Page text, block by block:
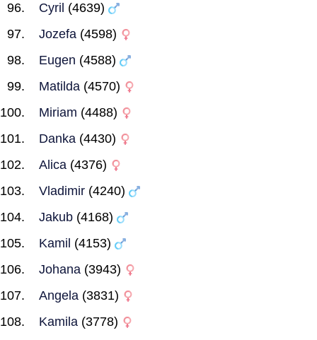
Cyril (4639)
Jozefa (4598)
Eugen (4588)
Matilda (4570)
Miriam (4488)
Danka (4430)
Alica (4376)
Vladimir (4240)
Jakub (4168)
Kamil (4153)
Johana (3943)
Angela (3831)
Kamila (3778)